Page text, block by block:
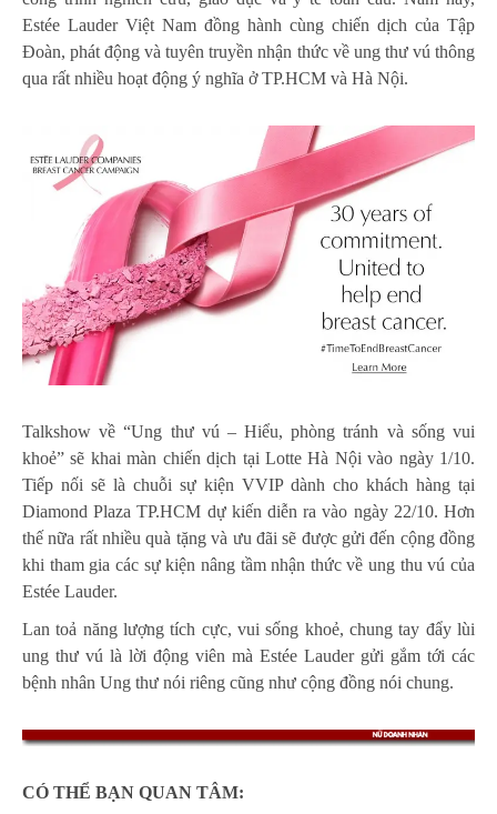
Estée Lauder Việt Nam đồng hành cùng chiến dịch của Tập
Đoàn, phát động và tuyên truyền nhận thức về ung thư vú thông
qua rất nhiều hoạt động ý nghĩa ở TP.HCM và Hà Nội.
Talkshow về “Ung thư vú – Hiểu, phòng tránh và sống vui
khoẻ” sẽ khai màn chiến dịch tại Lotte Hà Nội vào ngày 1/10.
Tiếp nối sẽ là chuỗi sự kiện VVIP dành cho khách hàng tại
Diamond Plaza TP.HCM dự kiến diễn ra vào ngày 22/10. Hơn
thế nữa rất nhiều quà tặng và ưu đãi sẽ được gửi đến cộng đồng
khi tham gia các sự kiện nâng tầm nhận thức về ung thu vú của
Estée Lauder.
Lan toả năng lượng tích cực, vui sống khoẻ, chung tay đẩy lùi
ung thư vú là lời động viên mà Estée Lauder gửi gắm tới các
bệnh nhân Ung thư nói riêng cũng như cộng đồng nói chung.
CÓ THỂ BẠN QUAN TÂM: